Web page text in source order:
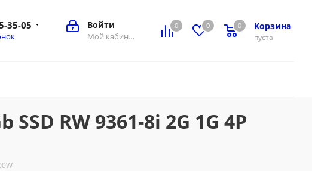
0 0 Корзина
0
пуста
0
Войти
Мой кабинет
35-05
RW 9361-8i 2G 1G 4P